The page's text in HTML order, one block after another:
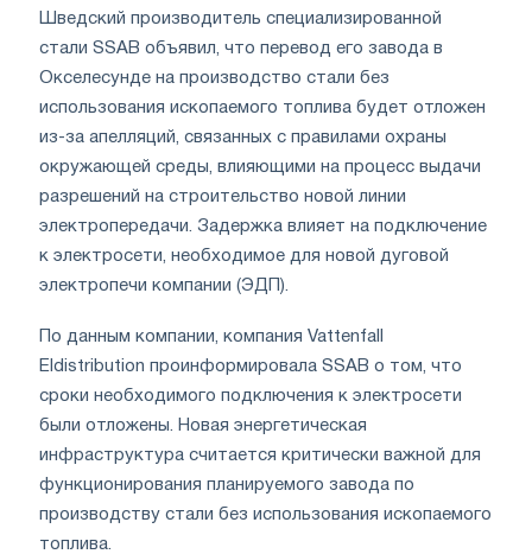
Шведский производитель специализированной
стали SSAB объявил, что перевод его завода в
Окселесунде на производство стали без
использования ископаемого топлива будет отложен
из-за апелляций, связанных с правилами охраны
окружающей среды, влияющими на процесс выдачи
разрешений на строительство новой линии
электропередачи. Задержка влияет на подключение
к электросети, необходимое для новой дуговой
электропечи компании (ЭДП).
По данным компании, компания Vattenfall
Eldistribution проинформировала SSAB о том, что
сроки необходимого подключения к электросети
были отложены. Новая энергетическая
инфраструктура считается критически важной для
функционирования планируемого завода по
производству стали без использования ископаемого
топлива.